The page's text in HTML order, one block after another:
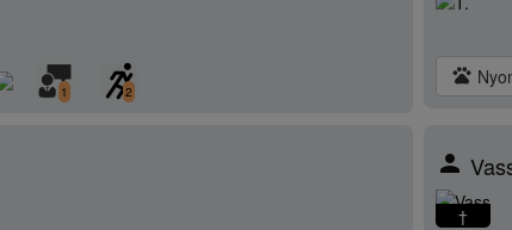
1 2
pets
person
†